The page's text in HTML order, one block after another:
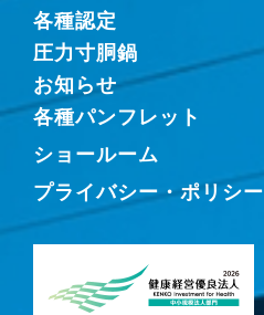
各種認定
圧力寸胴鍋
お知らせ
各種パンフレット
ショールーム
プライバシー・ポリシー